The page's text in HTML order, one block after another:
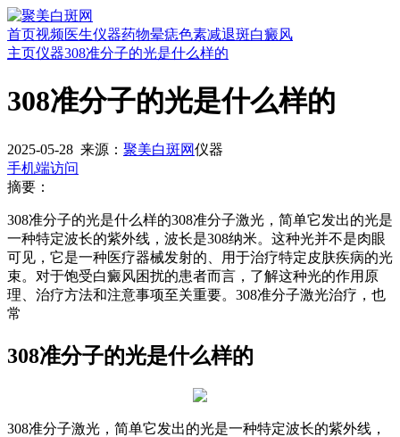
首页视频医生仪器药物晕痣色素减退斑白癜风
主页仪器308准分子的光是什么样的
308准分子的光是什么样的
2025-05-28 来源： 聚美白斑网仪器
手机端访问
摘要：
308准分子的光是什么样的308准分子激光，简单它发出的光是
一种特定波长的紫外线，波长是308纳米。这种光并不是肉眼
可见，它是一种医疗器械发射的、用于治疗特定皮肤疾病的光
束。对于饱受白癜风困扰的患者而言，了解这种光的作用原
理、治疗方法和注意事项至关重要。308准分子激光治疗，也
常
308准分子的光是什么样的
308准分子激光，简单它发出的光是一种特定波长的紫外线，